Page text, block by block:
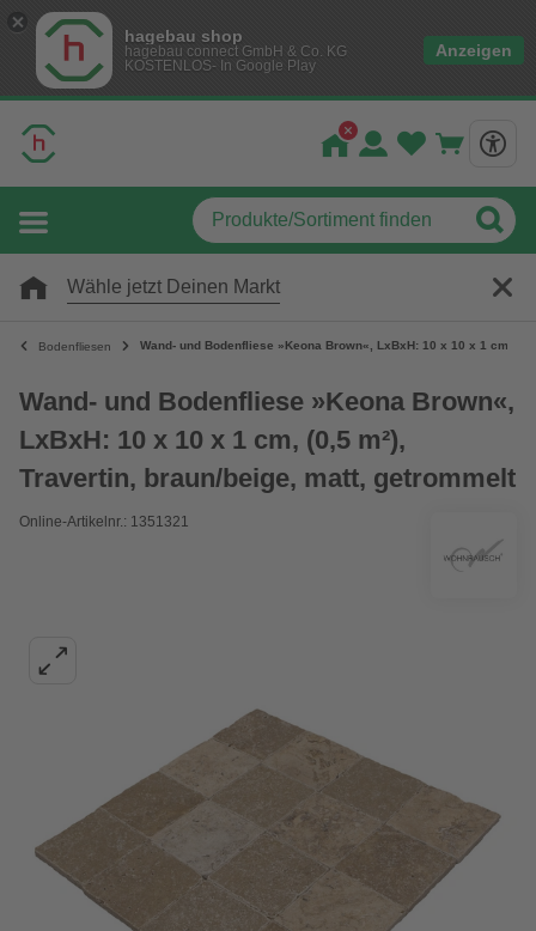
hagebau shop
hagebau connect GmbH & Co. KG
KOSTENLOS- In Google Play
Anzeigen
Wähle jetzt Deinen Markt
Bodenfliesen Wand- und Bodenfliese »Keona Brown«, LxBxH: 10 x 10 x 1 cm,
Wand- und Bodenfliese »Keona Brown«,
LxBxH: 10 x 10 x 1 cm, (0,5 m²),
Travertin, braun/beige, matt, getrommelt
Online-Artikelnr.: 1351321